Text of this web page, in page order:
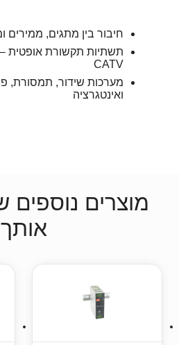
חיבור בין מתגים, ממירים
CATV
ואינטגרציה
מוצרים נוספים
אותך